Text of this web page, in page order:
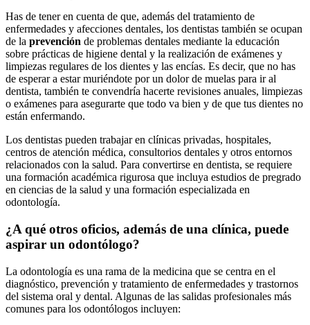
Has de tener en cuenta de que, además del tratamiento de
enfermedades y afecciones dentales, los dentistas también se ocupan
de la prevención de problemas dentales mediante la educación
sobre prácticas de higiene dental y la realización de exámenes y
limpiezas regulares de los dientes y las encías. Es decir, que no has
de esperar a estar muriéndote por un dolor de muelas para ir al
dentista, también te convendría hacerte revisiones anuales, limpiezas
o exámenes para asegurarte que todo va bien y de que tus dientes no
están enfermando.
Los dentistas pueden trabajar en clínicas privadas, hospitales,
centros de atención médica, consultorios dentales y otros entornos
relacionados con la salud. Para convertirse en dentista, se requiere
una formación académica rigurosa que incluya estudios de pregrado
en ciencias de la salud y una formación especializada en
odontología.
¿A qué otros oficios, además de una clínica, puede
aspirar un odontólogo?
La odontología es una rama de la medicina que se centra en el
diagnóstico, prevención y tratamiento de enfermedades y trastornos
del sistema oral y dental. Algunas de las salidas profesionales más
comunes para los odontólogos incluyen: